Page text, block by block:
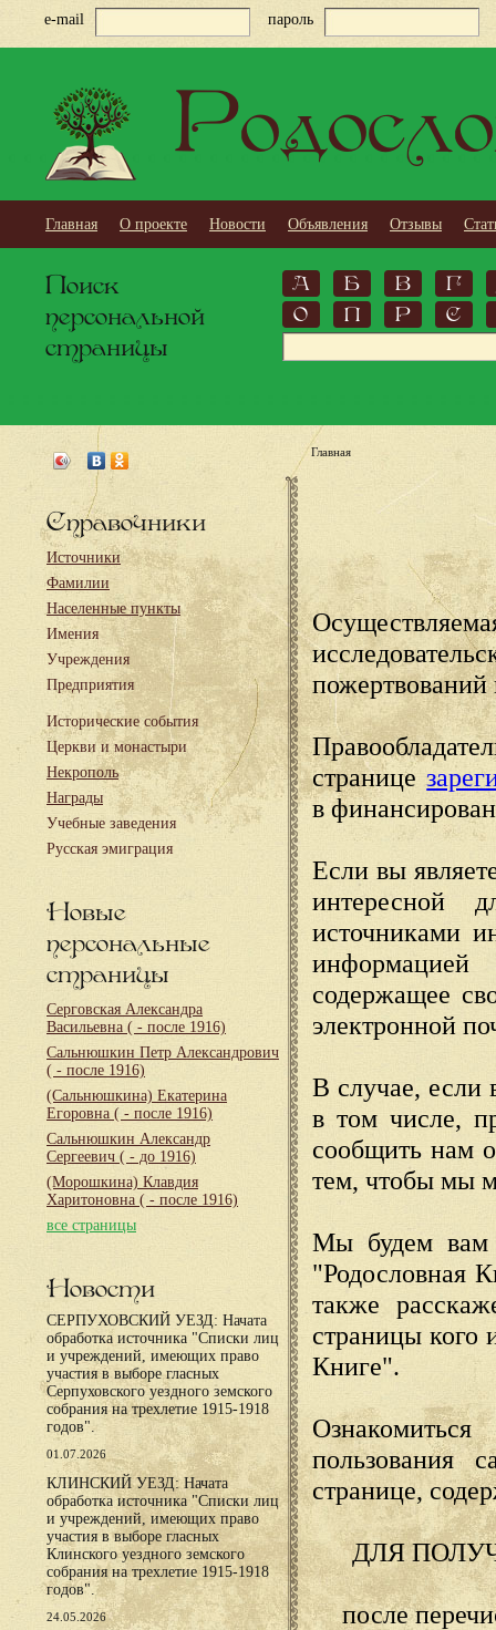
e-mail пароль
Главная О проекте Новости Объявления Отзывы
Поиск
персональной
страницы
А Б В
Г
О
П Р С
Справочники
Источники
Фамилии
Населенные пункты
Имения
Учреждения
Предприятия
Исторические события
Церкви и монастыри
Некрополь
Награды
Учебные заведения
Русская эмиграция
Новые
персональные
страницы
Серговская Александра
Васильевна ( - после 1916)
Сальнюшкин Петр Александрович
( - после 1916)
(Сальнюшкина) Екатерина
Егоровна ( - после 1916)
Сальнюшкин Александр
Сергеевич ( - до 1916)
(Морошкина) Клавдия
Харитоновна ( - после 1916)
все страницы
Новости
СЕРПУХОВСКИЙ УЕЗД: Начата
обработка источника "Списки лиц
и учреждений, имеющих право
участия в выборе гласных
Серпуховского уездного земского
собрания на трехлетие 1915-1918
годов".
01.07.2026
КЛИНСКИЙ УЕЗД: Начата
обработка источника "Списки лиц
и учреждений, имеющих право
участия в выборе гласных
Клинского уездного земского
собрания на трехлетие 1915-1918
годов".
24.05.2026
Главная
пожертвований
странице
в
Если вы
интересной
источниками
содержащее
электронной
В случае, если
в том числе,
сообщить нам
тем, чтобы мы
Мы будем вам
"Родословная
также
страницы кого
Книге".
пользования
странице,
ДЛЯ
после